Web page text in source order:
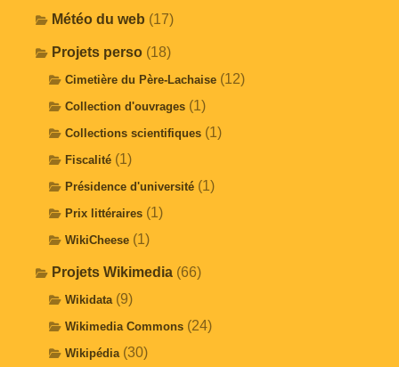
Météo du web (17)
Projets perso (18)
Cimetière du Père-Lachaise (12)
Collection d'ouvrages (1)
Collections scientifiques (1)
Fiscalité (1)
Présidence d'université (1)
Prix littéraires (1)
WikiCheese (1)
Projets Wikimedia (66)
Wikidata (9)
Wikimedia Commons (24)
Wikipédia (30)